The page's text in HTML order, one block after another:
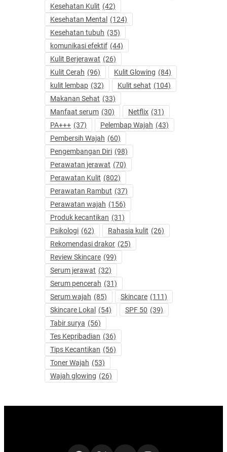
Kesehatan Kulit (42)
Kesehatan Mental
(124)
Kesehatan tubuh (35)
komunikasi efektif (44)
Kulit Berjerawat (26)
Kulit Cerah (96) Kulit Glowing (84)
kulit lembap (32) Kulit sehat (104)
Makanan Sehat (33)
Manfaat serum (30) Netflix (31)
PA+++ (37) Pelembap Wajah (43)
Pembersih Wajah (60)
Pengembangan Diri (98)
Perawatan jerawat (70)
Perawatan Kulit (802)
Perawatan Rambut (37)
Perawatan wajah (156)
Produk kecantikan (31)
Psikologi (62) Rahasia kulit (26)
Rekomendasi drakor (25)
Review Skincare (99)
Serum jerawat (32)
Serum pencerah (31)
Serum wajah (85) Skincare (111)
Skincare Lokal
(54) SPF 50 (39)
Tabir surya (56)
Tes Kepribadian (36)
Tips Kecantikan (56)
Toner Wajah (53)
Wajah glowing (26)